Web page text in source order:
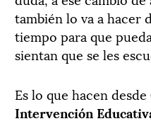
también lo va a hacer
tiempo para que
sientan que se les
Es lo que hacen desde
Intervención